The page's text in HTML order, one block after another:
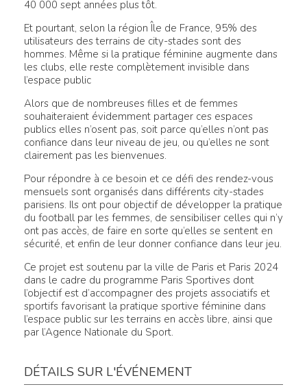
40 000 sept années plus tôt.
Et pourtant, selon la région Île de France, 95% des
utilisateurs des terrains de city-stades sont des
hommes. Même si la pratique féminine augmente dans
les clubs, elle reste complètement invisible dans
l’espace public
Alors que de nombreuses filles et de femmes
souhaiteraient évidemment partager ces espaces
publics elles n’osent pas, soit parce qu’elles n’ont pas
confiance dans leur niveau de jeu, ou qu’elles ne sont
clairement pas les bienvenues.
Pour répondre à ce besoin et ce défi des rendez-vous
mensuels sont organisés dans différents city-stades
parisiens. Ils ont pour objectif de développer la pratique
du football par les femmes, de sensibiliser celles qui n’y
ont pas accès, de faire en sorte qu’elles se sentent en
sécurité, et enfin de leur donner confiance dans leur jeu.
Ce projet est soutenu par la ville de Paris et Paris 2024
dans le cadre du programme Paris Sportives dont
l’objectif est d’accompagner des projets associatifs et
sportifs favorisant la pratique sportive féminine dans
l’espace public sur les terrains en accès libre, ainsi que
par l’Agence Nationale du Sport.
DÉTAILS SUR L'ÉVÉNEMENT